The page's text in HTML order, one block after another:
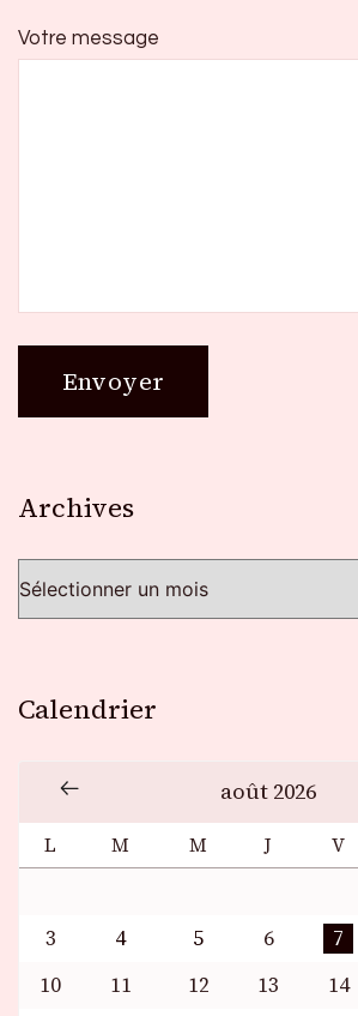
Votre message
Archives
Calendrier
août 2026
L M M J V
3
4 5 6 7
10
11 12 13 14